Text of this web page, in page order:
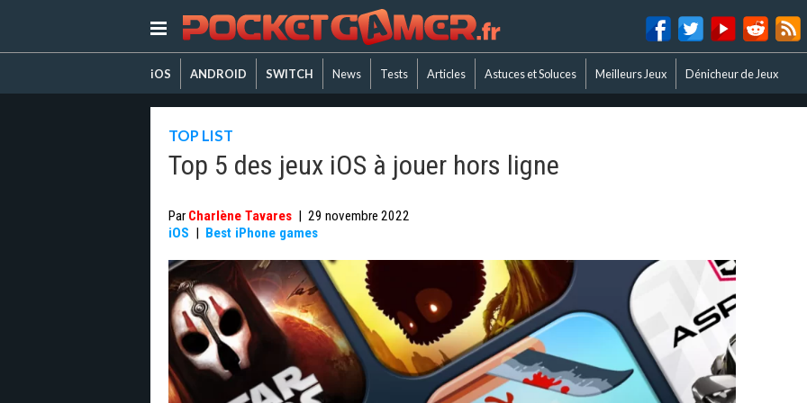
iOS ANDROID SWITCH News Tests Articles Astuces et Soluces Meilleurs Jeux Dénicheur de Jeux
TOP LIST
Top 5 des jeux iOS à jouer hors ligne
Par Charlène Tavares | 29 novembre 2022
iOS | Best iPhone games